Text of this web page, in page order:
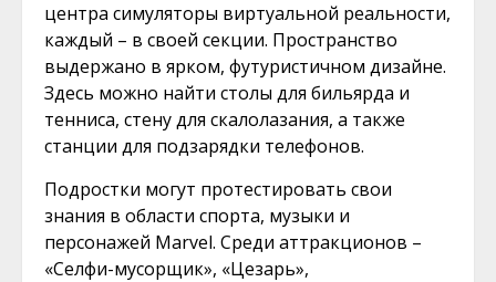
центра симуляторы виртуальной реальности,
каждый – в своей секции. Пространство
выдержано в ярком, футуристичном дизайне.
Здесь можно найти столы для бильярда и
тенниса, стену для скалолазания, а также
станции для подзарядки телефонов.
Подростки могут протестировать свои
знания в области спорта, музыки и
персонажей Marvel. Среди аттракционов –
«Селфи-мусорщик», «Цезарь»,